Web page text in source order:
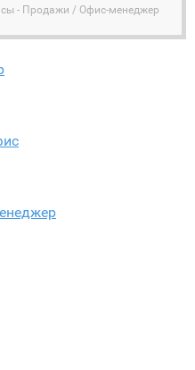
- Продажи / Офис-менеджер